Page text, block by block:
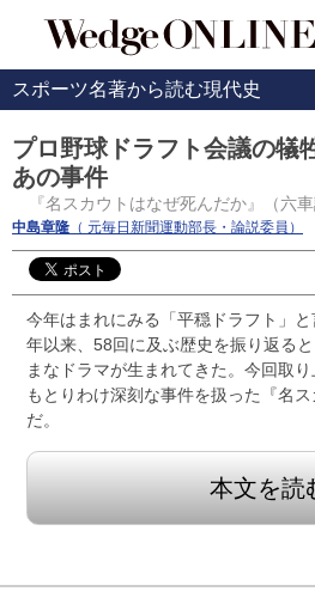
スポーツ名著から読む現代史
プロ野球ドラフト会議の犠
あの事件
『名スカウトはなぜ死んだか』（六車
中島章隆 （ 元毎日新聞運動部長・論説委員）
今年はまれにみる「平穏ドラフト」
年以来、58回に及ぶ歴史を振り返る
まなドラマが生まれてきた。今回取
もとりわけ深刻な事件を扱った『名ス
だ。
本文を読